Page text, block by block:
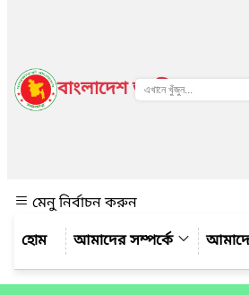
বাংলাদেশ জাতীয় তথ্য
মেনু নির্বাচন করুন
আমাদের সম্পর্কে